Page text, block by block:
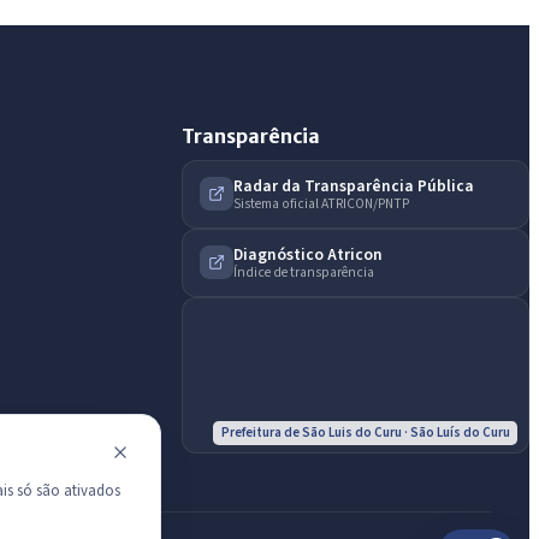
Transparência
Radar da Transparência Pública
Sistema oficial ATRICON/PNTP
Diagnóstico Atricon
Índice de transparência
Prefeitura de São Luis do Curu · São Luís do Curu
só são ativados